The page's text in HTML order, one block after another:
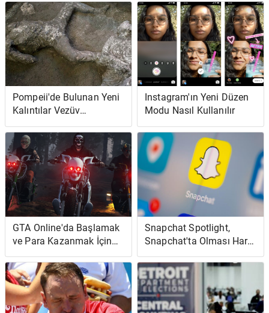
Erişebilirsiniz?
Pompeii'de Bulunan Yeni
Kalıntılar Vezüv
Yanardağı Kurbanlarının
Acısını Gösteriyor
Instagram'ın Yeni Düzen
Modu Nasıl Kullanılır
GTA Online'da Başlamak
ve Para Kazanmak İçin
İpuçları
Snapchat Spotlight,
Snapchat'ta Olması Hariç
TikTok'tur